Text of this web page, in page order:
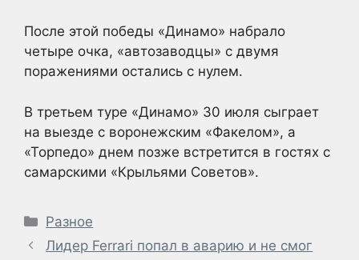
После этой победы «Динамо» набрало
четыре очка, «автозаводцы» с двумя
поражениями остались с нулем.
В третьем туре «Динамо» 30 июля сыграет
на выезде с воронежским «Факелом», а
«Торпедо» днем позже встретится в гостях с
самарскими «Крыльями Советов».
Рубрики
Разное
Лидер Ferrari попал в аварию и не смог